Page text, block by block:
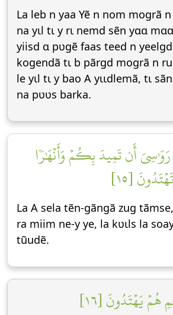
La leb n yaa Yẽ n nom mogrã
na yɩl tɩ y rɩ nemd sẽn yɑɑ
yiisd ɑ pʋgẽ faas teed n
kogendã tɩ b pãrgd mogrã n
le yɩl tɩ y bao A yɩɩdlemã, tɩ
na pʋʋs barka.
رَوَٰسِيَ أَن تَمِيدَ بِكُمۡ وَأَنۡهَٰرٗا
[١٥]
La A sela tẽn-gãngã zug
ra miim ne-y ye, la kʋɩls la
tũudẽ.
يَهۡتَدُونَ [١٦]